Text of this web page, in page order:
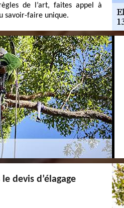
de l’art, faites appel à
savoir-faire unique.
devis d’élagage